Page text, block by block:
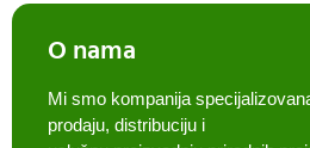
O nama
Mi smo kompanija
prodaju, distribuciju i